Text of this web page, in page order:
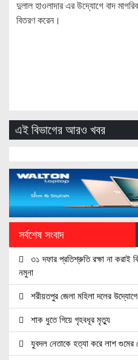
দুলাল হাওলাদার এর উদ্যোগে বাদ
বিতরণ করেন।
এই বিভাগের আরও খবর
সর্বশেষ সংবাদ
৩১ দফার প্রতিশ্রুতি রক্ষা না করাই
নমুনা
শরীয়তপুর জেলা মহিলা দলের
শাক ধুতে গিয়ে গৃহবধূর মৃত্যু
যুবদল নেতাকে হত্যা করে লাশ গুমের